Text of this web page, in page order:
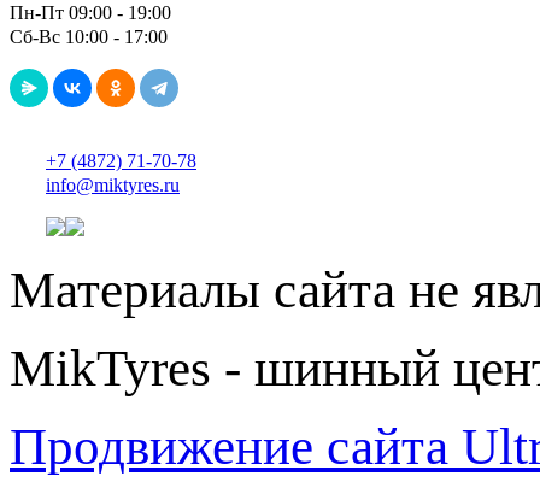
Пн-Пт 09:00 - 19:00
Сб-Вс 10:00 - 17:00
+7 (4872) 71-70-78
info@miktyres.ru
Материалы сайта не
MikTyres - шинный
Продвижение сайта